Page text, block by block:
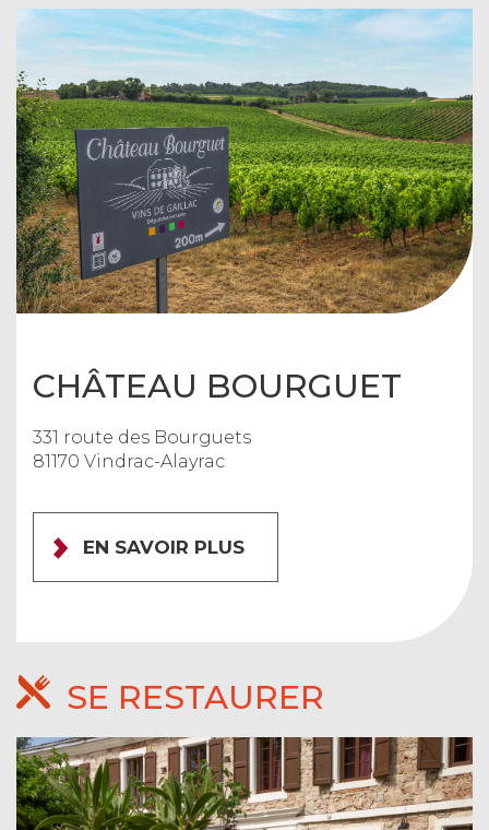
CHÂTEAU BOURGUET
331 route des Bourguets
81170 Vindrac-Alayrac
EN SAVOIR PLUS
SE RESTAURER